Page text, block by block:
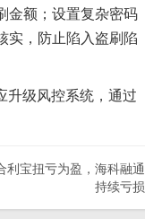
金额；设置复杂密码
实，防止陷入盗刷陷
升级风控系统，通过
利宝扭亏为盈，海科融通
持续亏损